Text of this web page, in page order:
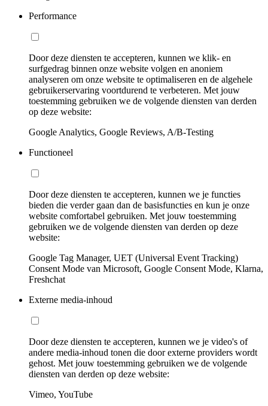
Performance
Door deze diensten te accepteren, kunnen we klik- en
surfgedrag binnen onze website volgen en anoniem
analyseren om onze website te optimaliseren en de algehele
gebruikerservaring voortdurend te verbeteren. Met jouw
toestemming gebruiken we de volgende diensten van derden
op deze website:
Google Analytics, Google Reviews, A/B-Testing
Functioneel
Door deze diensten te accepteren, kunnen we je functies
bieden die verder gaan dan de basisfuncties en kun je onze
website comfortabel gebruiken. Met jouw toestemming
gebruiken we de volgende diensten van derden op deze
website:
Google Tag Manager, UET (Universal Event Tracking)
Consent Mode van Microsoft, Google Consent Mode, Klarna,
Freshchat
Externe media-inhoud
Door deze diensten te accepteren, kunnen we je video's of
andere media-inhoud tonen die door externe providers wordt
gehost. Met jouw toestemming gebruiken we de volgende
diensten van derden op deze website:
Vimeo, YouTube